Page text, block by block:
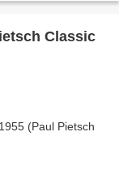
Classic